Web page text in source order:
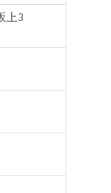
上3